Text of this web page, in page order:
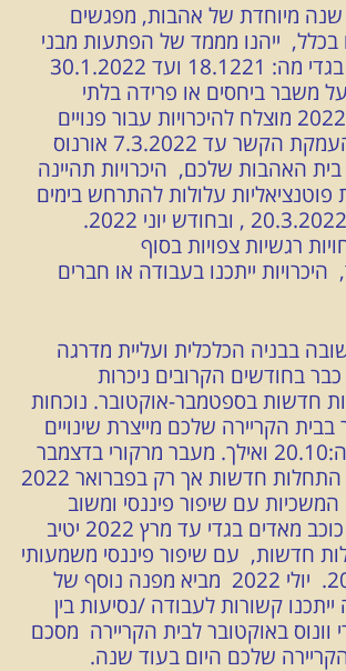
שנה מיוחדת של אהבות, מפגשים
בכלל, ייהנו מממד של הפתעות מבני
הזוג. נסיגת ונוס בגדי מה: 18.1221 ועד 30.1.2022
משבר ביחסים או פרידה בלתי
נמנעת. פברואר 2022 מוצלח להיכרויות עבור פנויים
וביחסים קיימים העמקת הקשר עד 7.3.2022 אורנוס
האהבות שלכם, היכרויות תהיינה
פוטנציאליות עלולות להתרחש בימים
בין ה: 13.3 ועד 20.3.2022 , ובחודש יוני 2022.
רגשיות צפויות בסוף
ייתכנו בעבודה או חברים
בבניה הכלכלית ועליית מדרגה
בחודשים הקרובים ניכרות
חדשות בספטמבר-אוקטובר. נוכחות
הקריירה שלכם מייצרת שינויים
והישגים כבר בין ה:20.10 ואילך. מעבר מרקורי בדצמבר
למזל דלי, מסמל התחלות חדשות אך רק בפברואר 2022
עם שיפור פיננסי ומשוב
להצלחה שלכם. כוכב מאדים בגדי עד מרץ 2022 יטיב
חדשות, עם שיפור פיננסי משמעותי
במרץ-אפריל 2022. יולי 2022 מביא מפנה נוסף של
קשורות לעבודה /נסיעות בין
וונוס באוקטובר לבית הקריירה מסכם
שלכם היום בעוד שנה.